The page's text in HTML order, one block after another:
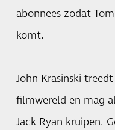
abonnees zodat
komt.
John Krasinski
filmwereld en mag
Jack Ryan kruipen.